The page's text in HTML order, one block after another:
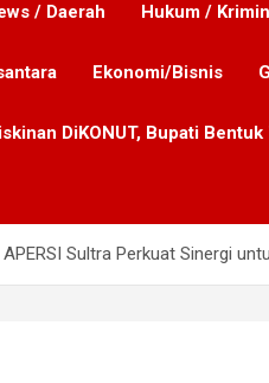
/ Daerah Hukum /
Ekonomi/Bisnis
DiKONUT, Bupati
Sultra Perkuat Sinergi